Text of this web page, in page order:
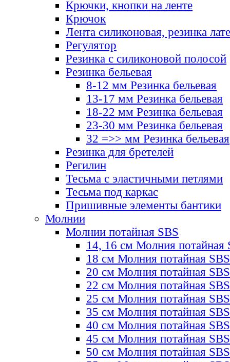
Крючки, кнопки на ленте
Крючок
Лента силиконовая, резинка
Регулятор
Резинка с силиконовой полосой
Резинка бельевая
8-12 мм Резинка бельевая
13-17 мм Резинка бельевая
18-22 мм Резинка бельевая
23-30 мм Резинка бельевая
32 =>> мм Резинка бельевая
Резинка для бретелей
Регилин
Тесьма с эластичными петлями
Тесьма под каркас
Пришивные элементы бантики
Молнии
Молнии потайная SBS
14, 16 см Молния потайная
18 см Молния потайная SBS
20 см Молния потайная SBS
22 см Молния потайная SBS
25 см Молния потайная SBS
35 см Молния потайная SBS
40 см Молния потайная SBS
45 см Молния потайная SBS
50 см Молния потайная SBS